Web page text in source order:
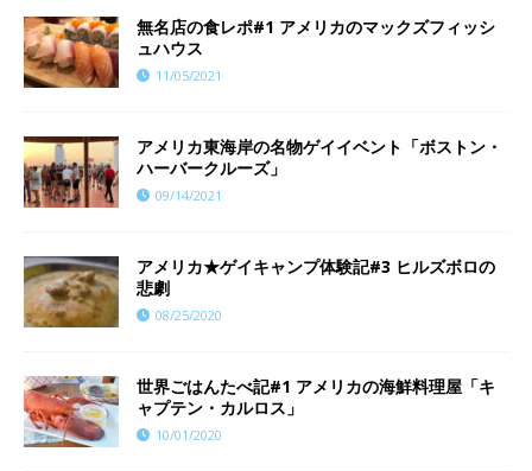
無名店の食レポ#1 アメリカのマックズフィッシ
ュハウス
11/05/2021
アメリカ東海岸の名物ゲイイベント「ボストン・
ハーバークルーズ」
09/14/2021
アメリカ★ゲイキャンプ体験記#3 ヒルズボロの
悲劇
08/25/2020
世界ごはんたべ記#1 アメリカの海鮮料理屋「キ
ャプテン・カルロス」
10/01/2020